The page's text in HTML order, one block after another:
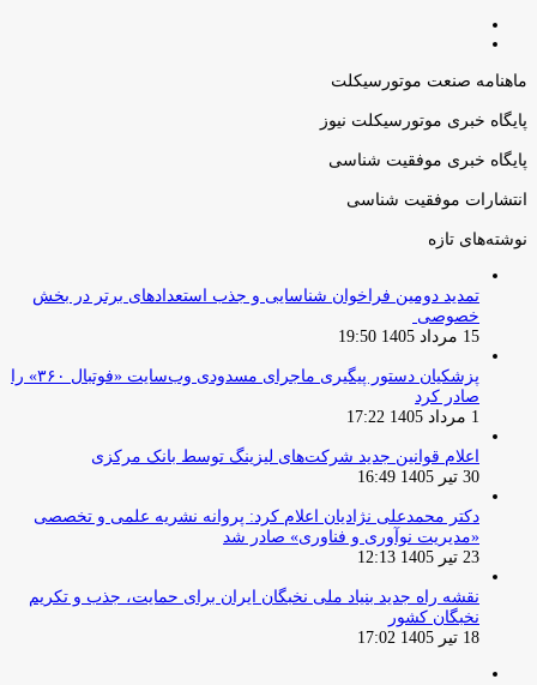
ماهنامه صنعت موتورسیکلت
پایگاه خبری موتورسیکلت نیوز
پایگاه خبری موفقیت شناسی
انتشارات موفقیت شناسی
نوشته‌های تازه
تمدید دومین فراخوان شناسایی و جذب استعدادهای برتر در بخش
خصوصی
15 مرداد 1405 19:50
پزشکیان دستور پیگیری ماجرای مسدودی وب‌سایت «فوتبال ۳۶۰» را
صادر کرد
1 مرداد 1405 17:22
اعلام قوانین جدید شرکت‌های لیزینگ توسط بانک مرکزی
30 تیر 1405 16:49
دکتر محمدعلی نژادیان اعلام کرد: پروانه نشریه علمی و تخصصی
«مدیریت نوآوری و فناوری» صادر شد
23 تیر 1405 12:13
نقشه راه جدید بنیاد ملی نخبگان ایران برای حمایت، جذب و تکریم
نخبگان کشور
18 تیر 1405 17:02